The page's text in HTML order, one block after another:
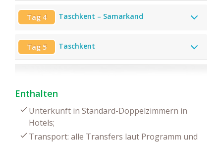
Tag 4 Taschkent – Samarkand
Tag 5 Taschkent
Enthalten
Unterkunft in Standard-Doppelzimmern in
Hotels;
Transport: alle Transfers laut Programm und